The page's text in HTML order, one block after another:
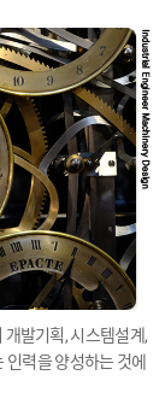
발기획, 시스템설계,
력을 양성하는 것에